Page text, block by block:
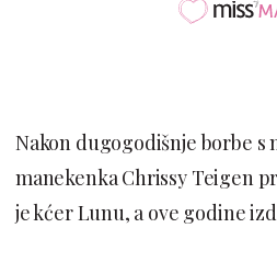
Nakon dugogodišnje borbe s
manekenka Chrissy Teigen
je kćer Lunu, a ove godine